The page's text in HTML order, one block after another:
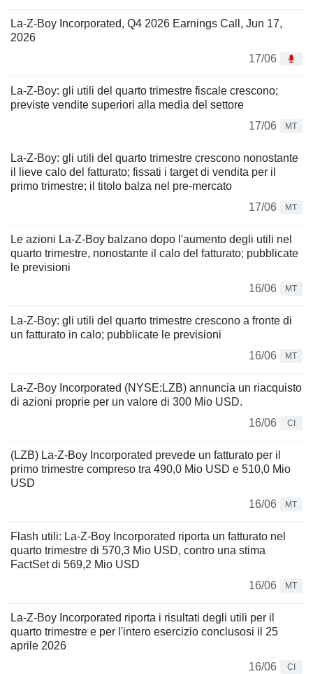
La-Z-Boy Incorporated, Q4 2026 Earnings Call, Jun 17,
2026
17/06
La-Z-Boy: gli utili del quarto trimestre fiscale crescono;
previste vendite superiori alla media del settore
17/06
MT
La-Z-Boy: gli utili del quarto trimestre crescono nonostante
il lieve calo del fatturato; fissati i target di vendita per il
primo trimestre; il titolo balza nel pre-mercato
17/06
MT
Le azioni La-Z-Boy balzano dopo l'aumento degli utili nel
quarto trimestre, nonostante il calo del fatturato; pubblicate
le previsioni
16/06
MT
La-Z-Boy: gli utili del quarto trimestre crescono a fronte di
un fatturato in calo; pubblicate le previsioni
16/06
MT
La-Z-Boy Incorporated (NYSE:LZB) annuncia un riacquisto
di azioni proprie per un valore di 300 Mio USD.
16/06
CI
(LZB) La-Z-Boy Incorporated prevede un fatturato per il
primo trimestre compreso tra 490,0 Mio USD e 510,0 Mio
USD
16/06
MT
Flash utili: La-Z-Boy Incorporated riporta un fatturato nel
quarto trimestre di 570,3 Mio USD, contro una stima
FactSet di 569,2 Mio USD
16/06
MT
La-Z-Boy Incorporated riporta i risultati degli utili per il
quarto trimestre e per l'intero esercizio conclusosi il 25
aprile 2026
16/06
CI